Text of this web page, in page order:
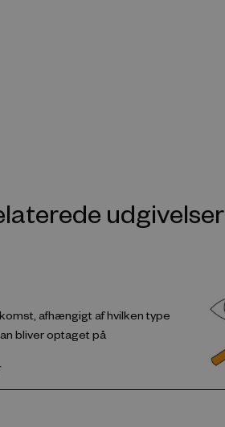
udgivelser
afhængigt af hvilken type
bliver optaget på